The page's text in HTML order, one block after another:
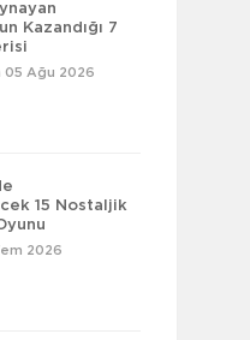
Kazandığı 7
05 Ağu 2026
15 Nostaljik
2026